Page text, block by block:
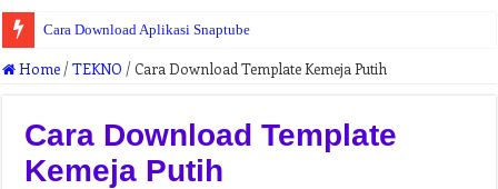
Cara Download Aplikasi Snaptube
Home /TEKNO /Cara Download Template Kemeja Putih
Cara Download Template
Kemeja Putih